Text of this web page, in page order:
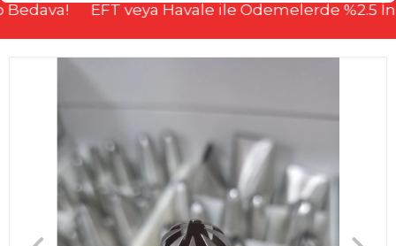
EFT veya Havale ile Ödemelerde %2.5